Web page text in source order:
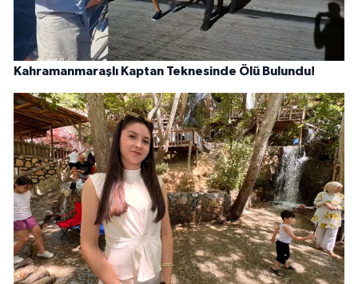
Kahramanmaraşlı Kaptan Teknesinde Ölü Bulundu!